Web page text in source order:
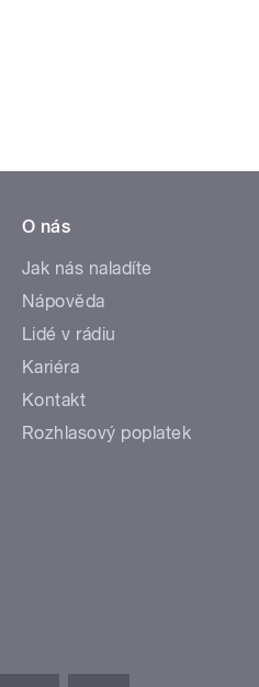
O nás
Jak nás naladíte
Nápověda
Lidé v rádiu
Kariéra
Kontakt
Rozhlasový poplatek